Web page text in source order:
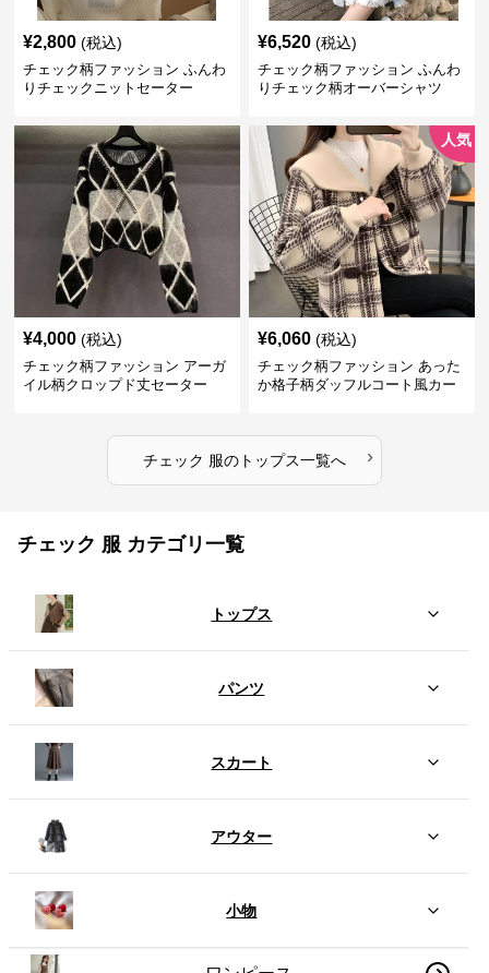
¥2,800 (税込)
チェック柄ファッション ふんわ
りチェックニットセーター
¥6,520 (税込)
チェック柄ファッション ふんわ
りチェック柄オーバーシャツ
¥4,000 (税込)
チェック柄ファッション アーガ
イル柄クロップド丈セーター
人気
¥6,060 (税込)
チェック柄ファッション あった
か格子柄ダッフルコート風カー
チェック 服のトップス一覧へ ›
チェック 服 カテゴリ一覧
トップス
パンツ
スカート
アウター
小物